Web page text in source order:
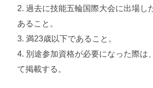
過去に技能五輪国際大会に出場し
あること。
満23歳以下であること。
別途参加資格が必要になった際は
て掲載する。